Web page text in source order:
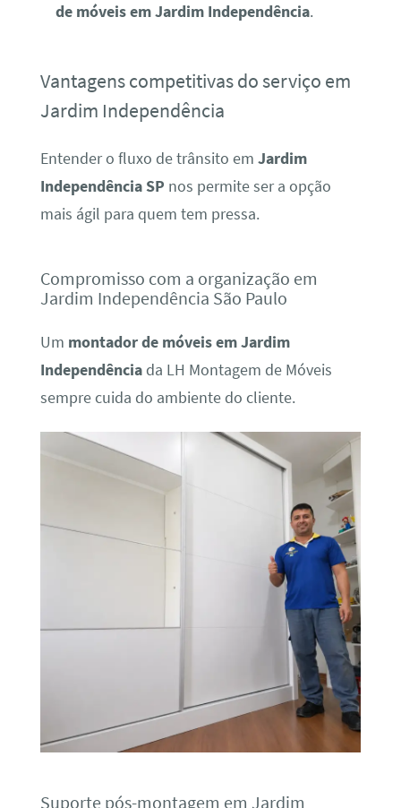
de móveis em Jardim Independência.
Vantagens competitivas do serviço em
Jardim Independência
Entender o fluxo de trânsito em Jardim
Independência SP nos permite ser a opção
mais ágil para quem tem pressa.
Compromisso com a organização em
Jardim Independência São Paulo
Um montador de móveis em Jardim
Independênciada LH Montagem de Móveis
sempre cuida do ambiente do cliente.
Suporte pós-montagem em Jardim